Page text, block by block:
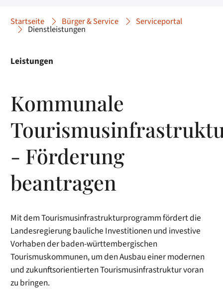
Startseite Bürger & Service Serviceportal
Dienstleistungen
Leistungen
Kommunale
- Förderung
beantragen
Mit dem Tourismusinfrastrukturprogramm fördert die
Landesregierung bauliche Investitionen und investive
Vorhaben der baden-württembergischen
Tourismuskommunen, um den Ausbau einer modernen
und zukunftsorientierten Tourismusinfrastruktur voran
zu bringen.